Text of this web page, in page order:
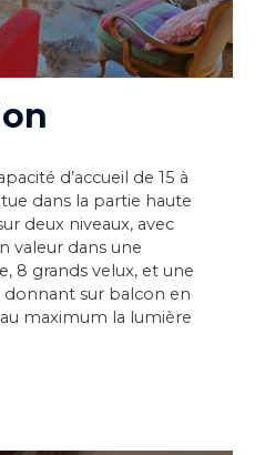
d’accueil de 15 à
dans la partie haute
deux niveaux, avec
valeur dans une
8 grands velux, et une
sur balcon en
maximum la lumière